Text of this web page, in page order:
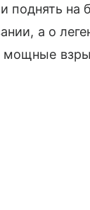
поднять
а о